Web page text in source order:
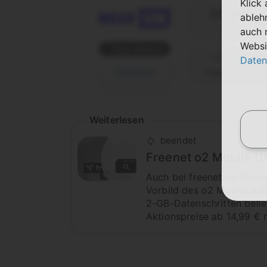
24
Laufzeit
Weiterlesen
beendet
Freenet o2 Mobile
Auch bei freenet
Vorbild des o2 Mobile
2-GB-Datenschritten
Aktionspreise ab 14,99 €
Klick
auch